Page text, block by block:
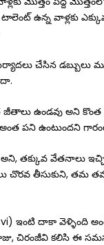
టాలెంట్ ఉన్న వాళ్లకు
చేసిన డబ్బులు
ఉండవు అని
పని ఉంటుందని
తక్కువ వేతనాలు
చొరవ తీసుకుని,
ఇంటి దాకా వెళ్ళింది
చిరంజీవి కలిసి ఈ